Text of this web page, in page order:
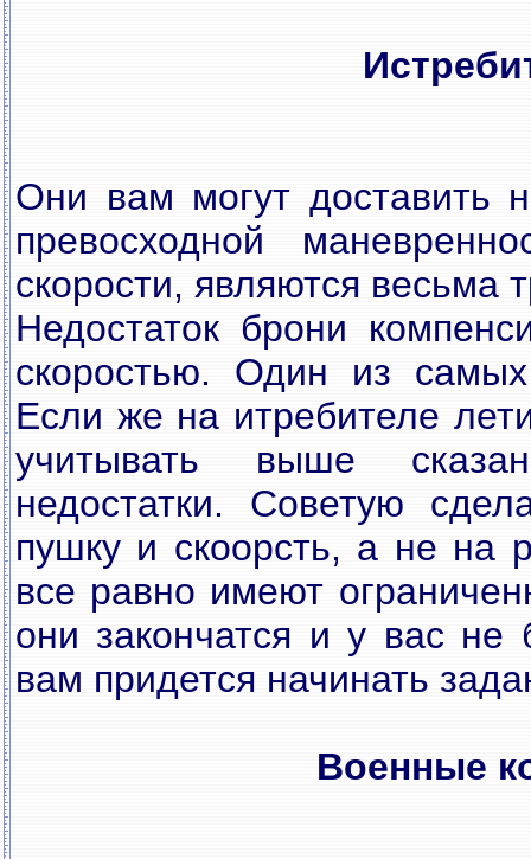
Они вам могут доставить
превосходной
скорости, являются весьма
Недостаток брони
скоростью. Один из
Если же на итребителе
учитывать выше
недостатки. Советую
пушку и скоорсть, а не на
все равно имеют
они закончатся и у вас
вам придется начинать
Военные